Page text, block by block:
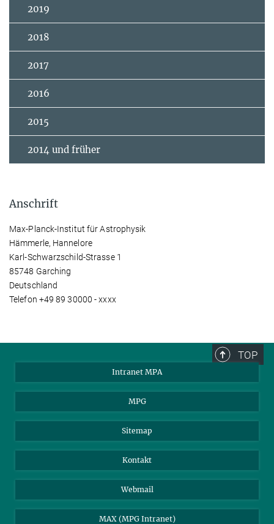
2019
2018
2017
2016
2015
2014 und früher
Anschrift
Max-Planck-Institut für Astrophysik
Hämmerle, Hannelore
Karl-Schwarzschild-Strasse 1
85748 Garching
Deutschland
Telefon +49 89 30000 - xxxx
TOP
Intranet MPA
MPG
Sitemap
Kontakt
Webmail
MAX (MPG Intranet)